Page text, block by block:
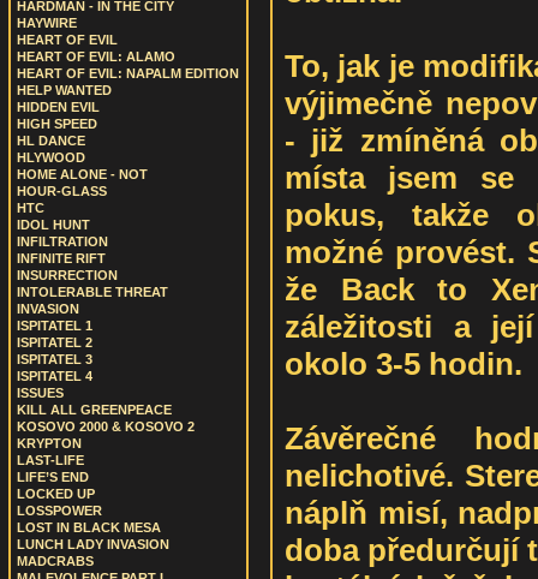
HARDMAN - IN THE CITY
HAYWIRE
HEART OF EVIL
HEART OF EVIL: ALAMO
HEART OF EVIL: NAPALM EDITION
HELP WANTED
HIDDEN EVIL
HIGH SPEED
HL DANCE
HLYWOOD
HOME ALONE - NOT
HOUR-GLASS
HTC
IDOL HUNT
INFILTRATION
INFINITE RIFT
INSURRECTION
INTOLERABLE THREAT
INVASION
ISPITATEL 1
ISPITATEL 2
ISPITATEL 3
ISPITATEL 4
ISSUES
KILL ALL GREENPEACE
KOSOVO 2000 & KOSOVO 2
KRYPTON
LAST-LIFE
LIFE’S END
LOCKED UP
LOSSPOWER
LOST IN BLACK MESA
LUNCH LADY INVASION
MADCRABS
To, jak je
výjimečně
- již zmíněná
místa jsem se
pokus, takže
možné provést.
že Back to
záležitosti a
okolo 3-5 hodin.
Závěrečné
nelichotivé.
náplň misí,
doba předurčují